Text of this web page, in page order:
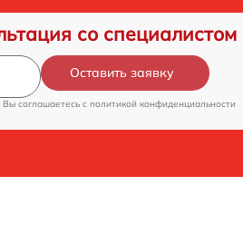
со специалистом
Оставить заявку
соглашаетесь c политикой конфиденциальности